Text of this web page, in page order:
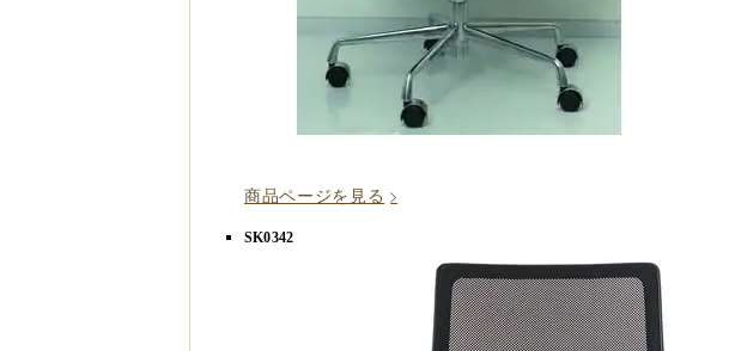
商品ページを見る
SK0342